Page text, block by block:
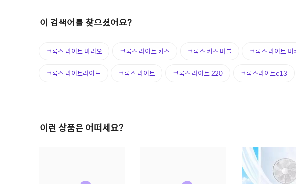
이 검색어를 찾으셨어요?
크록스 라이트 마리오 크록스 라이트 키즈 크록스 키즈 마블 크록스 라이트 미
크록스 라이트라이드 크록스 라이트 크록스 라이트 220 크록스라이트c13
이런 상품은 어떠세요?